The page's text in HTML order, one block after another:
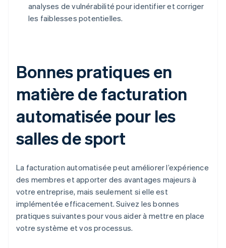
analyses de vulnérabilité pour identifier et corriger
les faiblesses potentielles.
Bonnes pratiques en
matière de facturation
automatisée pour les
salles de sport
La facturation automatisée peut améliorer l’expérience
des membres et apporter des avantages majeurs à
votre entreprise, mais seulement si elle est
implémentée efficacement. Suivez les bonnes
pratiques suivantes pour vous aider à mettre en place
votre système et vos processus.